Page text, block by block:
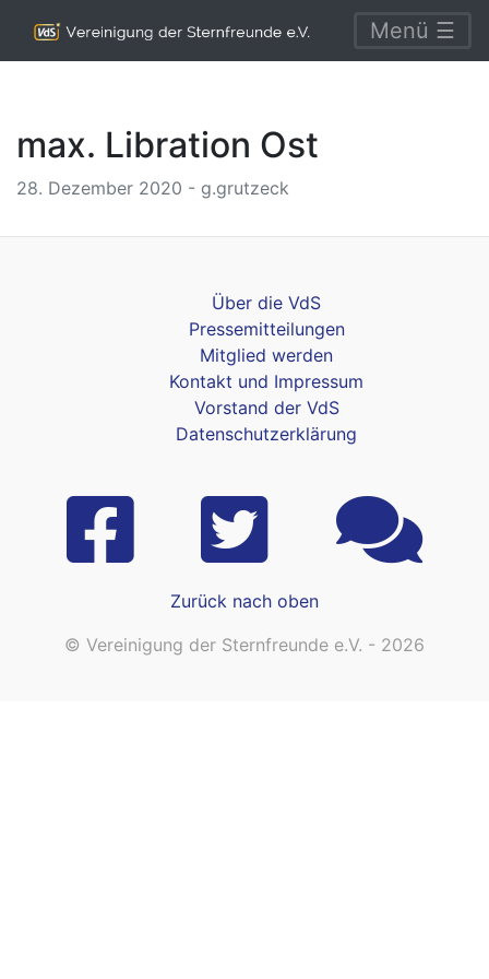
Menü ☰
max. Libration Ost
28. Dezember 2020 - g.grutzeck
Über die VdS
Pressemitteilungen
Mitglied werden
Kontakt und Impressum
Vorstand der VdS
Datenschutzerklärung
Zurück nach oben
© Vereinigung der Sternfreunde e.V. - 2026